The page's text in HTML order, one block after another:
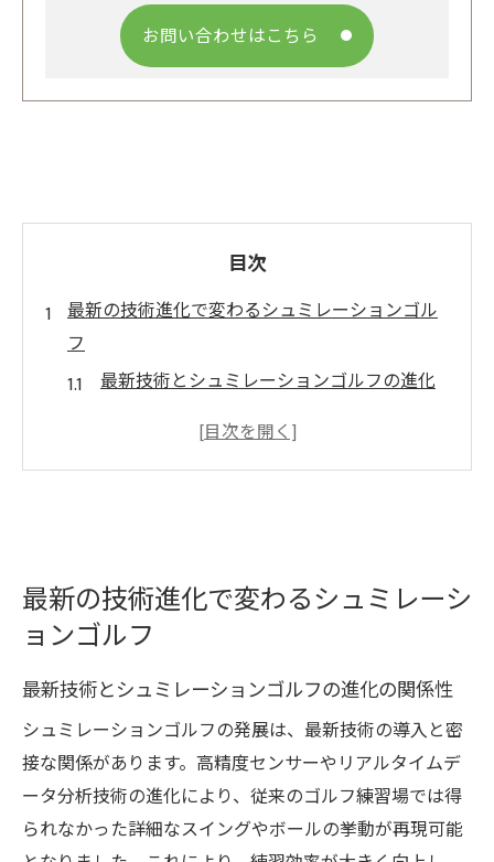
お問い合わせはこちら
目次
最新の技術進化で変わるシュミレーションゴル
フ
最新技術とシュミレーションゴルフの進化
動向解説
ゴルフ体験を変える最新シュミレーション
シュミレーションゴルフの導入が生む新たな価
値
導入がもたらすシュミレーションゴルフの
ビジネスメリット
利用者満足度を高めるシュミレーションゴ
最新の技術進化で変わるシュミレーシ
ョンゴルフ
最新技術とシュミレーションゴルフの進化の関係性
シュミレーションゴルフの発展は、最新技術の導入と密
接な関係があります。高精度センサーやリアルタイムデ
ータ分析技術の進化により、従来のゴルフ練習場では得
られなかった詳細なスイングやボールの挙動が再現可能